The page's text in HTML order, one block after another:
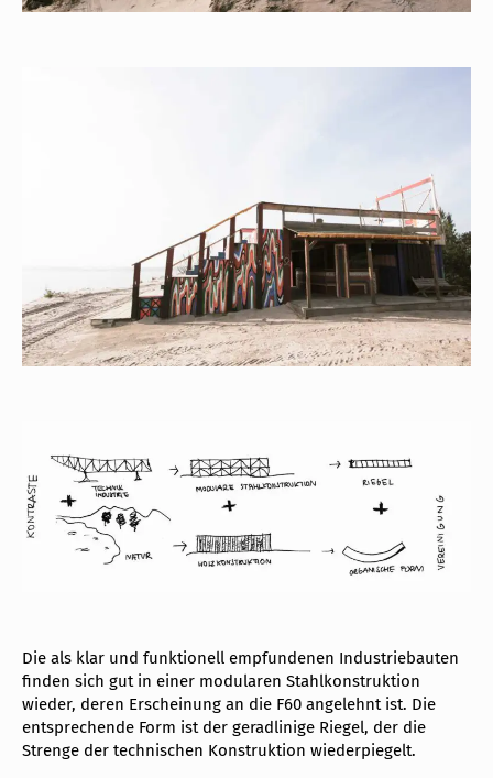
Die als klar und funktionell empfundenen Industriebauten
finden sich gut in einer modularen Stahlkonstruktion
wieder, deren Erscheinung an die F60 angelehnt ist. Die
entsprechende Form ist der geradlinige Riegel, der die
Strenge der technischen Konstruktion wiederpiegelt.